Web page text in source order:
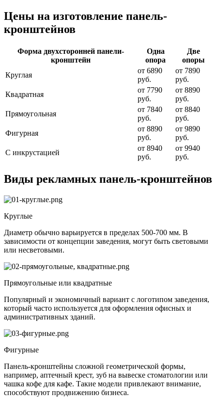
Цены на изготовление панель-
кронштейнов
Форма двухсторонней панели-
кронштейн
Одна
опора
Две
опоры
Круглая
от 6890
руб.
от 7890
руб.
Квадратная
от 7790
руб.
от 8890
руб.
Прямоугольная
от 7840
руб.
от 8840
руб.
Фигурная
от 8890
руб.
от 9890
руб.
С инкрустацией
от 8940
руб.
от 9940
руб.
Виды рекламных панель-кронштейнов
Круглые
Диаметр обычно варьируется в пределах 500-700 мм. В
зависимости от концепции заведения, могут быть световыми
или несветовыми.
Прямоугольные или квадратные
Популярный и экономичный вариант с логотипом заведения,
который часто используется для оформления офисных и
административных зданий.
Фигурные
Панель-кронштейны сложной геометрической формы,
например, аптечный крест, зуб на вывеске стоматологии или
чашка кофе для кафе. Такие модели привлекают внимание,
способствуют продвижению бизнеса.